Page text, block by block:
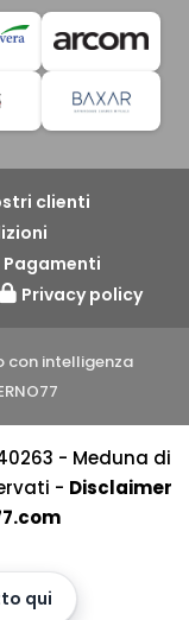
clienti
Pagamenti
Privacy policy
con intelligenza
- Meduna di
- Disclaimer
qui